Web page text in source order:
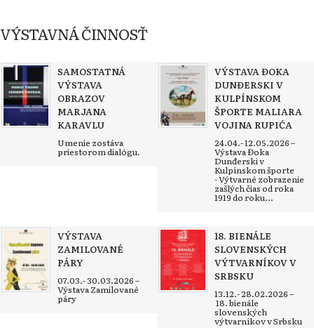
VÝSTAVNÁ ČINNOSŤ
SAMOSTATNÁ
VÝSTAVA
OBRAZOV
MARJANA
KARAVLU
Umenie zostáva
priestorom dialógu.
VÝSTAVA ĐOKA
DUNĐERSKI V
KULPÍNSKOM
ŠPORTE MALIARA
VOJINA RUPIĆA
24.04.- 12.05.2026 –
Výstava Đoka
Dunđerski v
Kulpínskom športe
- Výtvarné zobrazenie
zašlých čias od roka
1919 do roku...
VÝSTAVA
ZAMILOVANÉ
PÁRY
07.03.- 30.03.2026 –
Výstava Zamilované
páry
18. BIENÁLE
SLOVENSKÝCH
VÝTVARNÍKOV V
SRBSKU
13.12.- 28.02.2026 –
18. bienále
slovenských
výtvarníkov v Srbsku